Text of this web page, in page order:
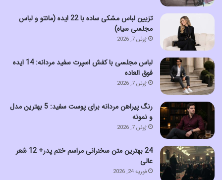
تزیین لباس مشکی ساده با 22 ایده (مانتو و لباس
مجلسی سیاه)
ژوئن 7, 2026
لباس مجلسی با کفش اسپرت سفید مردانه: 14 ایده
فوق العاده
ژوئن 7, 2026
رنگ پیراهن مردانه برای پوست سفید: 5 بهترین مدل
و نمونه
ژوئن 7, 2026
24 بهترین متن سخنرانی مراسم ختم پدر+ 12 شعر
عالی
فوریه 24, 2026